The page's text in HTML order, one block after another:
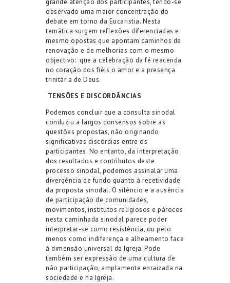
grande atenção dos participantes, tendo-se
observado uma maior concentração do
debate em torno da Eucaristia. Nesta
temática surgem reflexões diferenciadas e
mesmo opostas que apontam caminhos de
renovação e de melhorias com o mesmo
objectivo: que a celebração da fé reacenda
no coração dos fiéis o amor e a presença
trinitária de Deus.
TENSÕES E DISCORDÂNCIAS
Podemos concluir que a consulta sinodal
conduziu a largos consensos sobre as
questões propostas, não originando
significativas discórdias entre os
participantes. No entanto, da interpretação
dos resultados e contributos deste
processo sinodal, podemos assinalar uma
divergência de fundo quanto à recetividade
da proposta sinodal. O silêncio e a ausência
de participação de comunidades,
movimentos, institutos religiosos e párocos
nesta caminhada sinodal parece poder
interpretar-se como resistência, ou pelo
menos como indiferença e alheamento face
à dimensão universal da Igreja. Pode
também ser expressão de uma cultura de
não participação, amplamente enraizada na
sociedade e na Igreja.